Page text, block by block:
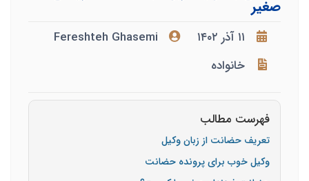
صغیر
۱۱ آذر ۱۴۰۲
Fereshteh Ghasemi
خانواده
فهرست مطالب
تعریف حضانت از زبان وکیل
وکیل خوب برای پرونده حضانت